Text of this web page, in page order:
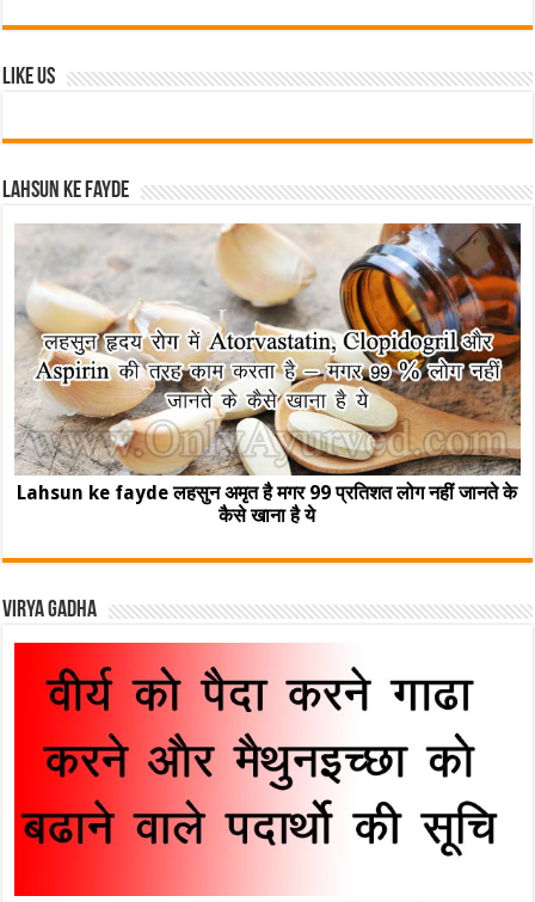
Like Us
Lahsun ke fayde
Lahsun ke fayde लहसुन अमृत है मगर 99 प्रतिशत लोग नहीं जानते के
कैसे खाना है ये
Virya Gadha